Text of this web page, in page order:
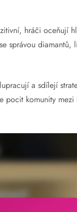
hráči oceňují
správou diamantů,
a sdílejí
pocit komunity